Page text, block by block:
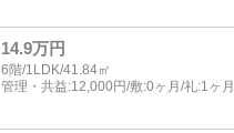
14.9万円
6階/1LDK/41.84㎡
管理・共益:12,000円/敷:0ヶ月/礼:1ヶ月